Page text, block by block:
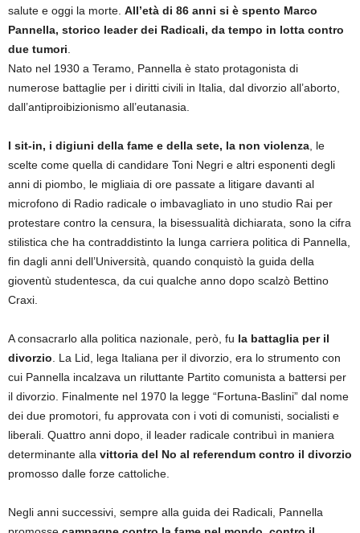
salute e oggi la morte. All’età di 86 anni si è spento Marco
Pannella, storico leader dei Radicali, da tempo in lotta contro
due tumori.
Nato nel 1930 a Teramo, Pannella è stato protagonista di
numerose battaglie per i diritti civili in Italia, dal divorzio all’aborto,
dall’antiproibizionismo all’eutanasia.
I sit-in, i digiuni della fame e della sete, la non violenza, le
scelte come quella di candidare Toni Negri e altri esponenti degli
anni di piombo, le migliaia di ore passate a litigare davanti al
microfono di Radio radicale o imbavagliato in uno studio Rai per
protestare contro la censura, la bisessualità dichiarata, sono la cifra
stilistica che ha contraddistinto la lunga carriera politica di Pannella,
fin dagli anni dell’Università, quando conquistò la guida della
gioventù studentesca, da cui qualche anno dopo scalzò Bettino
Craxi.
A consacrarlo alla politica nazionale, però, fu la battaglia per il
divorzio. La Lid, lega Italiana per il divorzio, era lo strumento con
cui Pannella incalzava un riluttante Partito comunista a battersi per
il divorzio. Finalmente nel 1970 la legge “Fortuna-Baslini” dal nome
dei due promotori, fu approvata con i voti di comunisti, socialisti e
liberali. Quattro anni dopo, il leader radicale contribuì in maniera
determinante alla vittoria del No al referendum contro il divorzio
promosso dalle forze cattoliche.
Negli anni successivi, sempre alla guida dei Radicali, Pannella